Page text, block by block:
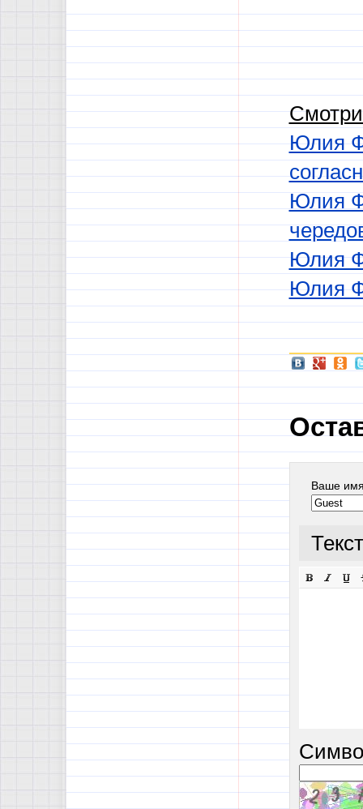
Юлия
Юлия
Юлия
Юлия
Ваше